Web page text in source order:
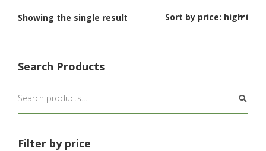
Showing the single result
Search Products
Filter by price